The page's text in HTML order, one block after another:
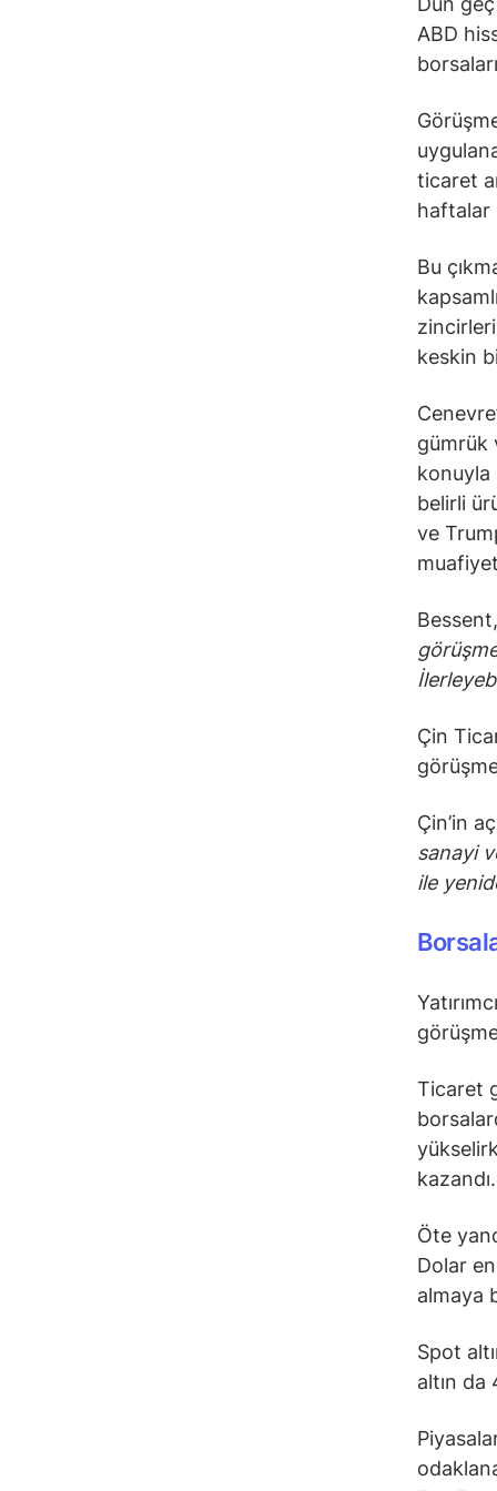
ABD
ticaret
haftalar
Bu
keskin
gümrük
konuyla
belirli
ve
Çin
Çin’in
sanayi
ile
Ticaret
kazandı.
Öte
Dolar
almaya
Spot
altın